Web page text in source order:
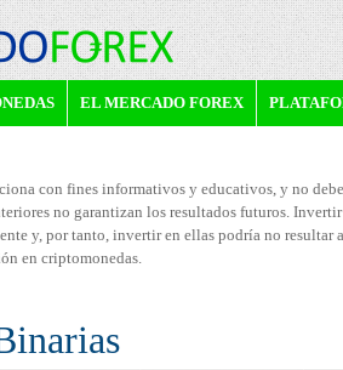
EL MERCADO FOREX
con fines informativos y educativos, y no
no garantizan los resultados futuros. Invertir
y, por tanto, invertir en ellas podría no
en criptomonedas.